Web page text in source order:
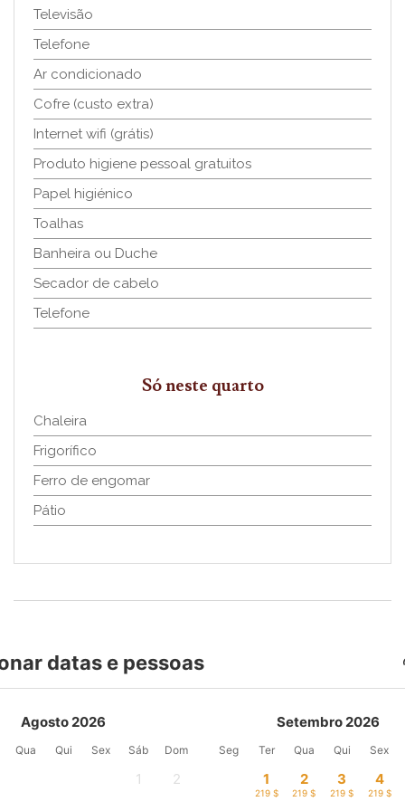
Televisão
Telefone
Ar condicionado
Cofre (custo extra)
Internet wifi (grátis)
Produto higiene pessoal gratuitos
Papel higiénico
Toalhas
Banheira ou Duche
Secador de cabelo
Telefone
Só neste quarto
Chaleira
Frigorífico
Ferro de engomar
Pátio
datas e pessoas
Agosto 2026
Qua Qui Sex Sáb Dom
1 2
Setembro 2026
Seg Ter Qua Qui Sex
1
219 $
2
219 $
3
219 $
4
219 $